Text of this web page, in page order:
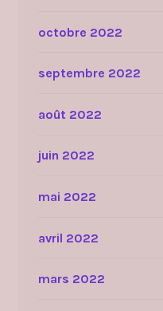
octobre 2022
septembre 2022
août 2022
juin 2022
mai 2022
avril 2022
mars 2022